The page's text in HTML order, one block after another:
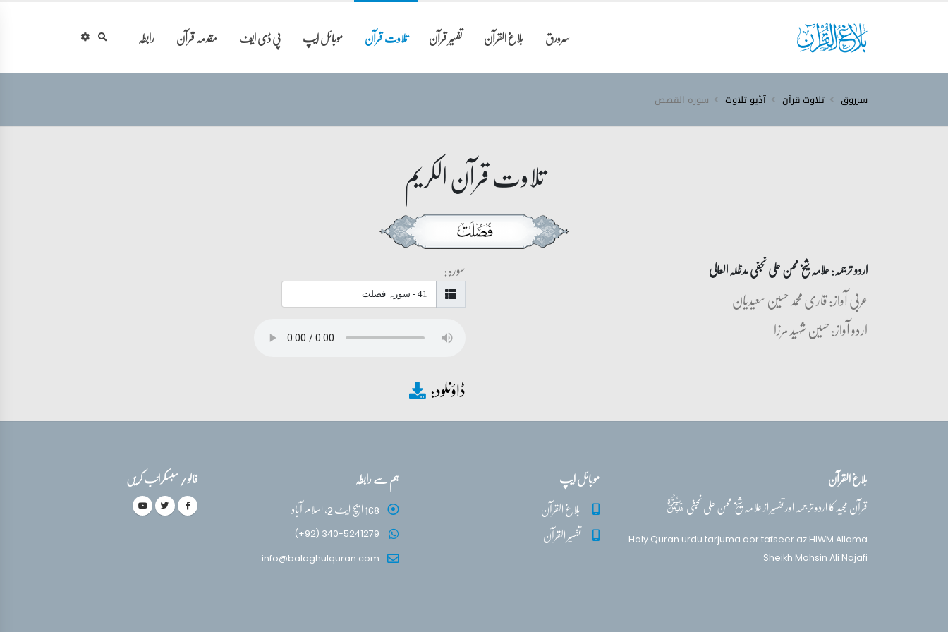
سرورق بلاغ القرآن تفسیر قرآن تلاوت قرآن موبائل ایپ پی ڈی ایف مقدمہ قرآن رابطہ
سرروق تلاوت قرآن آڈیو تلاوت سورہ ‎القصص‎
تلاوت قرآن الکریم
اردو ترجمہ: علامہ شیخ محسن علی نجفی مدظلہ العالی
عربی آواز: قاری محمد حسین سعیدیان
اردو آواز: حسین شہید مرزا
سورہ:
ڈاؤنلود:
بلاغ القرآن
قرآن مجید کا اردو ترجمہ اور تفسیر از علامہ شیخ محسن علی نجفیقدس‌سره
Holy Quran urdu tarjuma aor tafseer az HIWM Allama
Sheikh Mohsin Ali Najafi
موبائل ایپ
بلاغ القرآن
تفسیر القرآن
ہم سے رابطہ
168 ایچ ایٹ 2، اسلام آباد
(+92) 340-5241279
info@balaghulquran.com
فالو / سبسکرائب کریں